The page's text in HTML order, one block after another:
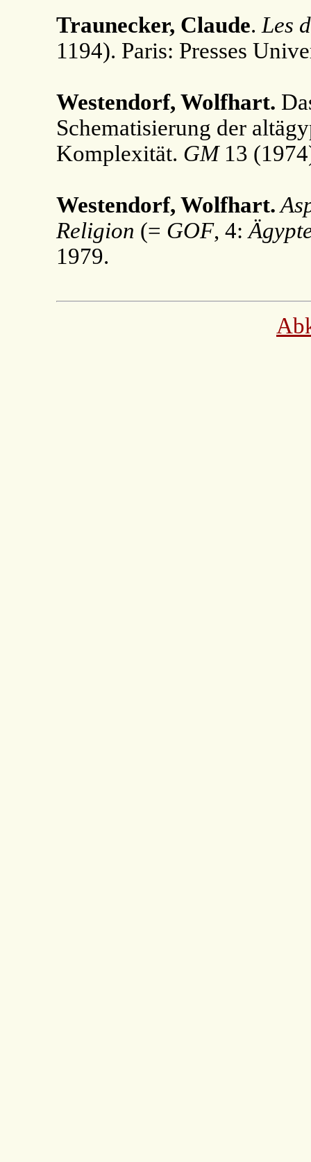
Traunecker, Claude. Les
1194). Paris: Presses
Westendorf, Wolfhart.
Schematisierung der
Komplexität. GM13
Westendorf, Wolfhart.
Religion (= GOF, 4:
1979.